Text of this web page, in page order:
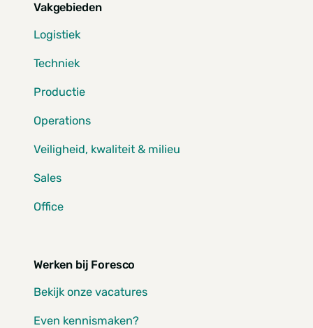
Vakgebieden
Logistiek
Techniek
Productie
Operations
Veiligheid, kwaliteit & milieu
Sales
Office
Werken bij Foresco
Bekijk onze vacatures
Even kennismaken?